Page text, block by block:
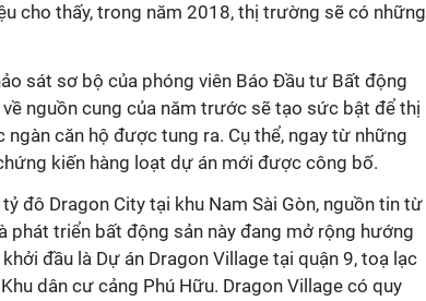
cho thấy, trong năm 2018, thị trường sẽ có những
sát sơ bộ của phóng viên Báo Đầu tư Bất động
nguồn cung của năm trước sẽ tạo sức bật để thị
căn hộ được tung ra. Cụ thể, ngay từ những
kiến hàng loạt dự án mới được công bố.
đô Dragon City tại khu Nam Sài Gòn, nguồn tin từ
phát triển bất động sản này đang mở rộng hướng
đầu là Dự án Dragon Village tại quận 9, toạ lạc
dân cư cảng Phú Hữu. Dragon Village có quy